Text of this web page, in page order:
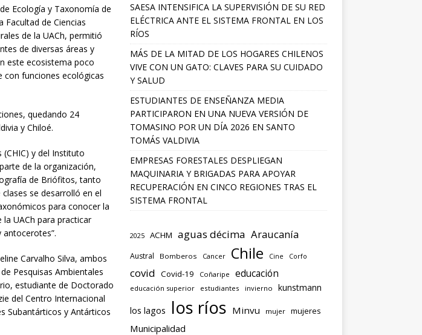
Ecología y Taxonomía de
Facultad de Ciencias
de la UACh, permitió
de diversas áreas y
este ecosistema poco
con funciones ecológicas
quedando 24
y Chiloé.
y del Instituto
de la organización,
de Briófitos, tanto
se desarrolló en el
para conocer la
UACh para practicar
Carvalho Silva, ambos
Pesquisas Ambientales
estudiante de Doctorado
del Centro Internacional
Subantárticos y Antárticos
SAESA INTENSIFICA LA SUPERVISIÓN DE SU RED
ELÉCTRICA ANTE EL SISTEMA FRONTAL EN LOS
RÍOS
MÁS DE LA MITAD DE LOS HOGARES CHILENOS
VIVE CON UN GATO: CLAVES PARA SU CUIDADO
Y SALUD
ESTUDIANTES DE ENSEÑANZA MEDIA
PARTICIPARON EN UNA NUEVA VERSIÓN DE
TOMASINO POR UN DÍA 2026 EN SANTO
TOMÁS VALDIVIA
EMPRESAS FORESTALES DESPLIEGAN
MAQUINARIA Y BRIGADAS PARA APOYAR
RECUPERACIÓN EN CINCO REGIONES TRAS EL
SISTEMA FRONTAL
2025 ACHM aguas décima Araucanía
Austral Bomberos Cancer Chile Cine Corfo
covid Covid-19 Coñaripe educación
educación superior estudiantes invierno kunstmann
los lagos los ríos Minvu mujer mujeres
Municipalidad